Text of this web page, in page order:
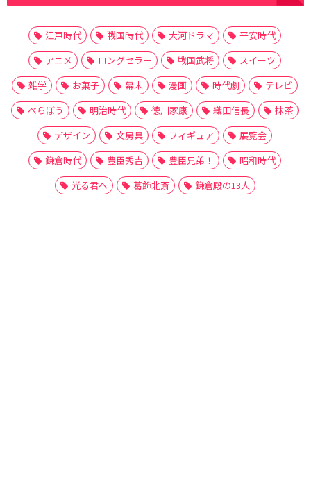
江戸時代 戦国時代 大河ドラマ
平安時代
アニメ
ロングセラー 戦国武将
スイーツ
雑学
お菓子 幕末 漫画 時代劇
テレビ
べらぼう
明治時代 徳川家康 織田信長
抹茶
デザイン
文房具 フィギュア
展覧会
鎌倉時代
豊臣秀吉 豊臣兄弟！
昭和時代
光る君へ
葛飾北斎 鎌倉殿の13人